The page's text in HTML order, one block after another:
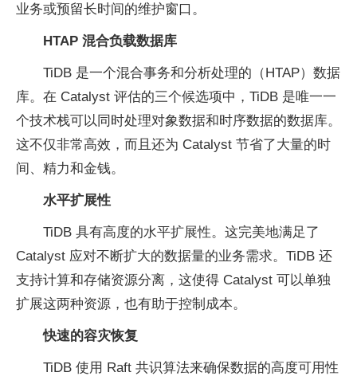
业务或预留长时间的维护窗口。
HTAP 混合负载数据库
TiDB 是一个混合事务和分析处理的（HTAP）数据
库。在 Catalyst 评估的三个候选项中，TiDB 是唯一一
个技术栈可以同时处理对象数据和时序数据的数据库。
这不仅非常高效，而且还为 Catalyst 节省了大量的时
间、精力和金钱。
水平扩展性
TiDB 具有高度的水平扩展性。这完美地满足了
Catalyst 应对不断扩大的数据量的业务需求。TiDB 还
支持计算和存储资源分离，这使得 Catalyst 可以单独
扩展这两种资源，也有助于控制成本。
快速的容灾恢复
TiDB 使用 Raft 共识算法来确保数据的高度可用性